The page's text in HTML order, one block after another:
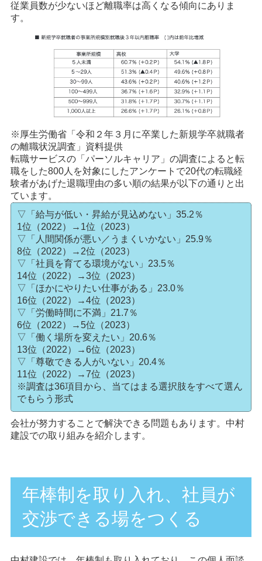
従業員数が少ないほど離職率は高くなる傾向にありま
す。
※厚生労働省「令和２年３月に卒業した新規学卒就職者
の離職状況調査」資料提供
転職サービスの「パーソルキャリア」の調査によると転
職をした800人を対象にしたアンケートで20代の転職経
験者があげた退職理由の多い順の結果が以下の通りと出
ています。
▽「給与が低い・昇給が見込めない」35.2％
1位（2022）→1位（2023）
▽「人間関係が悪い／うまくいかない」25.9％
8位（2022）→2位（2023）
▽「社員を育てる環境がない」23.5％
14位（2022）→3位（2023）
▽「ほかにやりたい仕事がある」23.0％
16位（2022）→4位（2023）
▽「労働時間に不満」21.7％
6位（2022）→5位（2023）
▽「働く場所を変えたい」20.6％
13位（2022）→6位（2023）
▽「尊敬できる人がいない」20.4％
11位（2022）→7位（2023）
※調査は36項目から、当てはまる選択肢をすべて選ん
でもらう形式
会社が努力することで解決できる問題もあります。中村
建設での取り組みを紹介します。
年棒制を取り入れ、社員が
交渉できる場をつくる